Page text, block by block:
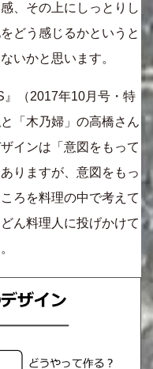
、その上にしっとりし
どう感じるかというと
いかと思います。
（2017年10月号・特
「木乃婦」の高橋さん
インは「意図をもって
りますが、意図をもっ
ろを料理の中で考えて
ん料理人に投げかけて